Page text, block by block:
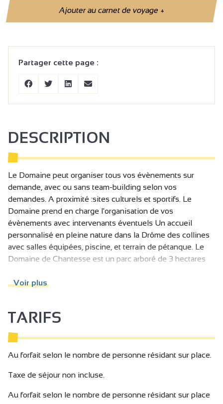
Ajouter au carnet de voyage+
Partager cette page :
DESCRIPTION
Le Domaine peut organiser tous vos évènements sur
demande, avec ou sans team-building selon vos
demandes. A proximité :sites culturels et sportifs. Le
Domaine prend en charge l'organisation de vos
évènements avec intervenants éventuels Un accueil
personnalisé en pleine nature dans la Drôme des collines
avec salles équipées, piscine, et terrain de pétanque. Le
Domaine de Chantesse est un parc arboré de 3 hectares
personnes en journée d’étude ou en séminaire résidentiel.
Sous-commissions, Conférence, etc)
-La Ferme : 100 m²
- Le Loft : 60 m²
- Bambou : 35 m²
- Cocoon : 70m²
- Le Grand dôme : 215m²
Voir plus
TARIFS
Au forfait selon le nombre de personne résidant sur place.
Taxe de séjour non incluse.
Au forfait selon le nombre de personne résidant sur place